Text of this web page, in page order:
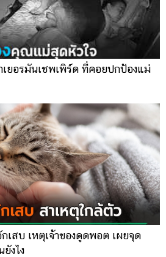
ยอรมันเชพเพิร์ด ที่คอยปกป้องแม่
สบ เหตุเจ้าของดูดพอต เผยจุด
ยังไง